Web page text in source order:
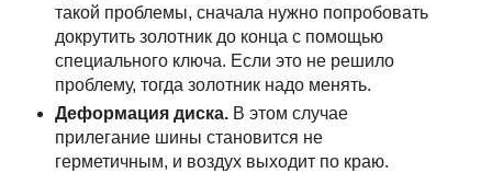
такой проблемы, сначала нужно попробовать
докрутить золотник до конца с помощью
специального ключа. Если это не решило
проблему, тогда золотник надо менять.
Деформация диска.В этом случае
прилегание шины становится не
герметичным, и воздух выходит по краю.